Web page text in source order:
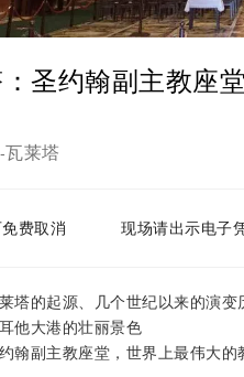
圣约翰副主教座
-瓦莱塔
费取消 现场请出示电子
塔的起源、几个世纪以来的演变
他大港的壮丽景色
翰副主教座堂，世界上最伟大的